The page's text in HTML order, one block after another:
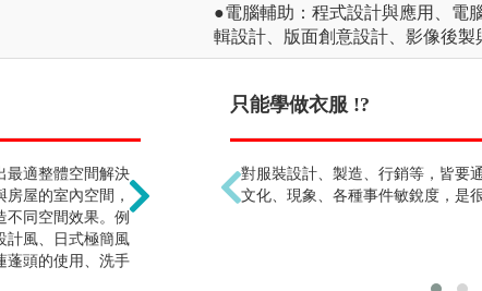
●電腦輔助：程式設計與應用、電
輯設計、版面創意設計、影像後製
最適整體空間解決
屋的室內空間，
不同空間效果。例
計風、日式極簡風
蓬頭的使用、洗手
景觀設計是種植物 !?
核心學習重點在環境整體的規劃與設計，
尺度的都市廣場，到大尺度的國家公園、國
只能學做衣服 !?
對服裝設計、製造、行銷等，皆要
文化、現象、各種事件敏銳度，是